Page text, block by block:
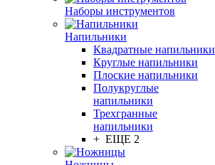
Наборы инструментов
Напильники
Квадратные напильники
Круглые напильники
Плоские напильники
Полукруглые
напильники
Трехгранные
напильники
+ ЕЩЕ 2